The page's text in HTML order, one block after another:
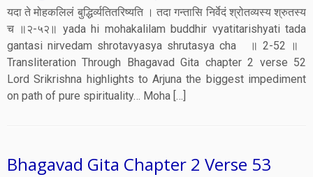
यदा ते मोहकलिलं बुद्धिर्व्यतितरिष्यति । तदा गन्तासि निर्वेदं श्रोतव्यस्य श्रुतस्य
च ॥२-५२॥ yada hi mohakalilam buddhir vyatitarishyati tada
gantasi nirvedam shrotavyasya shrutasya cha ॥ 2-52 ॥
Transliteration Through Bhagavad Gita chapter 2 verse 52
Lord Srikrishna highlights to Arjuna the biggest impediment
on path of pure spirituality… Moha […]
Bhagavad Gita Chapter 2 Verse 53